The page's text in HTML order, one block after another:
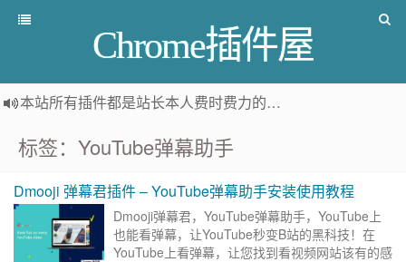
Chrome插件屋
本站所有插件都是站长本人费时费力的人工筛选推荐
标签：YouTube弹幕助手
Dmooji 弹幕君插件 – YouTube弹幕助手安装使用教程
Dmooji弹幕君，YouTube弹幕助手，YouTube上
也能看弹幕，让YouTube秒变B站的黑科技！在
YouTube上看弹幕，让您找到看视频网站该有的感